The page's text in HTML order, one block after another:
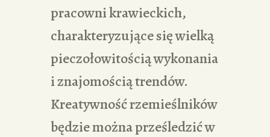
pracowni krawieckich,
charakteryzujące się wielką
pieczołowitością wykonania
i znajomością trendów.
Kreatywność rzemieślników
będzie można prześledzić w